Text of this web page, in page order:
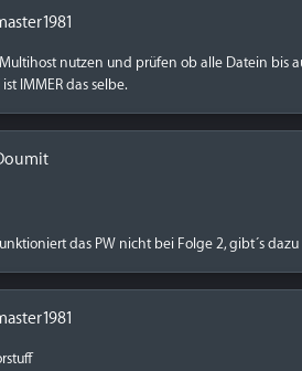
nutzen und prüfen ob alle Datein bis
ist IMMER das selbe.
das PW nicht bei Folge 2, gibt´s